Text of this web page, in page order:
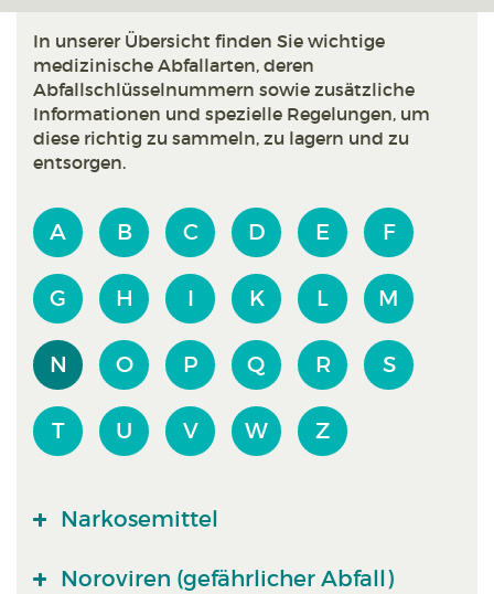
In unserer Übersicht finden Sie wichtige
medizinische Abfallarten, deren
Abfallschlüsselnummern sowie zusätzliche
Informationen und spezielle Regelungen, um
diese richtig zu sammeln, zu lagern und zu
entsorgen.
A B C D E F
G H I K L M
N O P Q R S
T U V W Z
Narkosemittel
Noroviren (gefährlicher Abfall)